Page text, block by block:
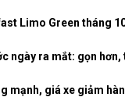
Limo Green tháng
ngày ra mắt: gọn
mạnh, giá xe giảm